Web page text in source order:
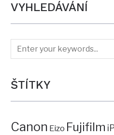
VYHLEDÁVÁNÍ
ŠTÍTKY
Canon Eizo Fujifilm